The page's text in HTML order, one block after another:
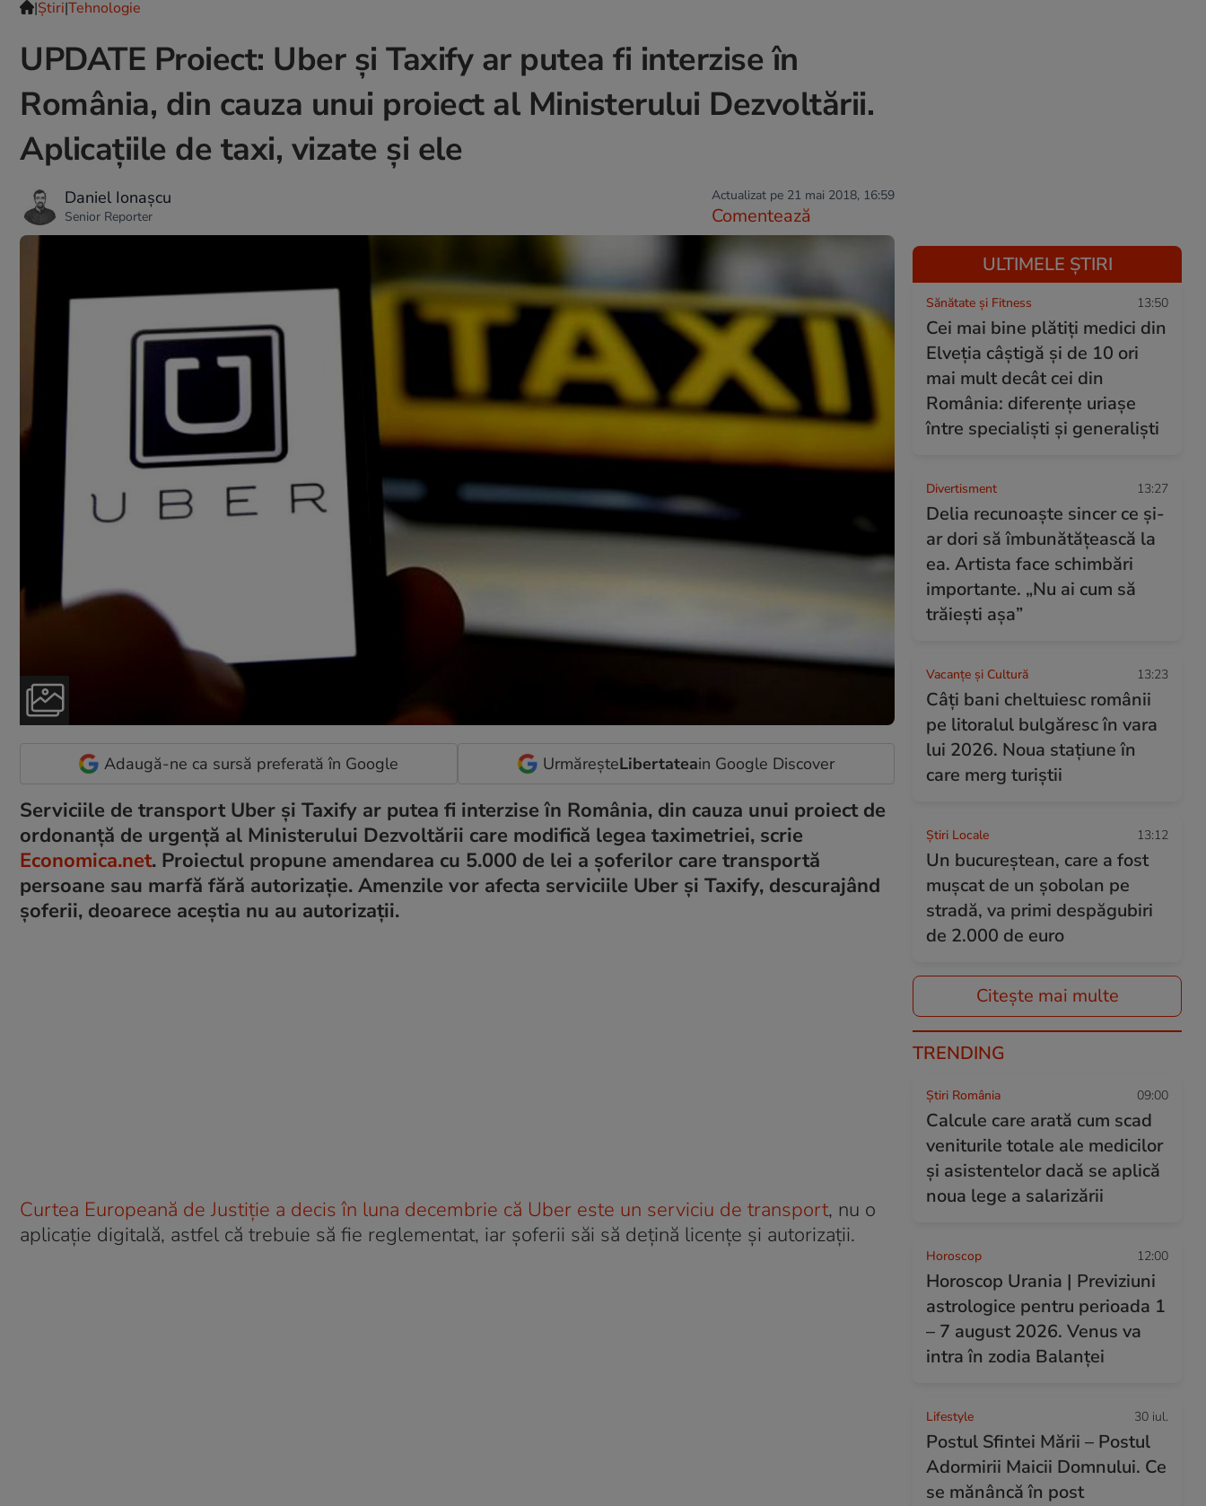
|Ştiri|Tehnologie
UPDATE Proiect: Uber și Taxify ar putea fi interzise în
România, din cauza unui proiect al Ministerului Dezvoltării.
Aplicațiile de taxi, vizate și ele
Daniel Ionașcu
Senior Reporter
Actualizat pe 21 mai 2018, 16:59
Comentează
Adaugă-ne ca sursă preferată în Google UrmăreșteLibertateain Google Discover
Serviciile de transport Uber și Taxify ar putea fi interzise în România, din cauza unui proiect de
ordonanță de urgență al Ministerului Dezvoltării care modifică legea taximetriei, scrie
Economica.net. Proiectul propune amendarea cu 5.000 de lei a șoferilor care transportă
persoane sau marfă fără autorizație. Amenzile vor afecta serviciile Uber și Taxify, descurajând
șoferii, deoarece aceștia nu au autorizații.
Curtea Europeană de Justiție a decis în luna decembrie că Uber este un serviciu de transport, nu o
aplicație digitală, astfel că trebuie să fie reglementat, iar șoferii săi să dețină licențe și autorizații.
ULTIMELE ȘTIRI
Sănătate și Fitness 13:50
Cei mai bine plătiți medici din
Elveția câștigă și de 10 ori
mai mult decât cei din
România: diferențe uriașe
între specialiști și generaliști
Divertisment 13:27
Delia recunoaște sincer ce și-
ar dori să îmbunătățească la
ea. Artista face schimbări
importante. „Nu ai cum să
trăiești așa”
Vacanțe și Cultură 13:23
Câți bani cheltuiesc românii
pe litoralul bulgăresc în vara
lui 2026. Noua stațiune în
care merg turiștii
Știri Locale 13:12
Un bucureștean, care a fost
mușcat de un șobolan pe
stradă, va primi despăgubiri
de 2.000 de euro
Citește mai multe
TRENDING
Știri România 09:00
Calcule care arată cum scad
veniturile totale ale medicilor
și asistentelor dacă se aplică
noua lege a salarizării
Horoscop 12:00
Horoscop Urania | Previziuni
astrologice pentru perioada 1
– 7 august 2026. Venus va
intra în zodia Balanței
Lifestyle 30 iul.
Postul Sfintei Mării – Postul
Adormirii Maicii Domnului. Ce
se mănâncă în post